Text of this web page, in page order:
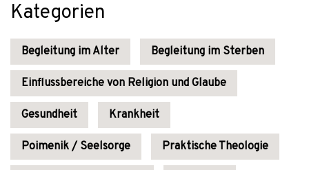
Kategorien
Begleitung im Alter Begleitung im Sterben
Einflussbereiche von Religion und Glaube
Gesundheit Krankheit
Poimenik / Seelsorge Praktische Theologie